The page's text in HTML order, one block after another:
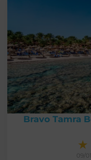
Bravo Tamra
★
09/